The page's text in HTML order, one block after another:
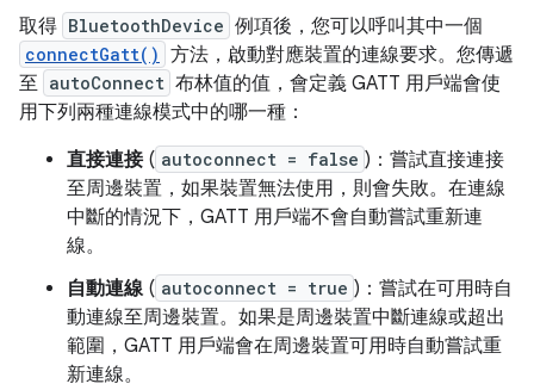
取得 BluetoothDevice 例項後，您可以呼叫其中一個
connectGatt() 方法，啟動對應裝置的連線要求。您傳遞
至 autoConnect 布林值的值，會定義 GATT 用戶端會使
用下列兩種連線模式中的哪一種：
直接連接( autoconnect = false )：嘗試直接連接
至周邊裝置，如果裝置無法使用，則會失敗。在連線
中斷的情況下，GATT 用戶端不會自動嘗試重新連
線。
自動連線 ( autoconnect = true )：嘗試在可用時自
動連線至周邊裝置。如果是周邊裝置中斷連線或超出
範圍，GATT 用戶端會在周邊裝置可用時自動嘗試重
新連線。